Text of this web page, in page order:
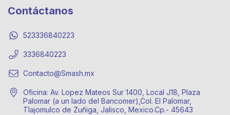
Contáctanos
523336840223
3336840223
Contacto@Smash.mx
Oficina: Av. Lopez Mateos Sur 1400, Local J18, Plaza
Palomar (a un lado del Bancomer),Col. El Palomar,
Tlajomulco de Zuñiga, Jalisco, Mexico.Cp.- 45643